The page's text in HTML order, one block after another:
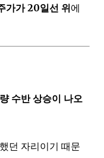
가가 20일선 위에
수반 상승이 나오
던 자리이기 때문